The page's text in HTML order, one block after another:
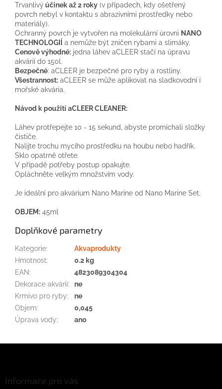
Trvanlivý účinek až 2 roky (v případech, kdy ošetřený
povrch nebyl v kontaktu s abrazivními prostředky nebo
materiály).
Ochranný povrch je vytvořen na molekulární úrovni NANO
TECHNOLOGIÍ
a nemůže být zničen rybami a slimáky.
Cenově výhodné: jedna láhev aCLEER stačí na úpravu
akvárií do 150l.
Bezpečné: aCLEER je bezpečné pro ryby a rostliny.
Všestrannost: aCLEER se může aplikovat na sladkovodní i
mořské akvária.
Návod k použití aCLEER CLEANER:
Láhev protřepejte 10 - 15 sekund, abyste promíchali složky
čističe.
Nalijte trochu mycího prostředku na houbu nebo hadřík.
Sklo opatrně otřete.
V případě potřeby postup opakujte.
Opláchněte velkým množstvím vody.
Je ideální pro akvárium Nano Marine od Nano Marine Set.
OBJEM: 45ml
Doplňkové parametry
Kategorie:
Akvaprodukty
Hmotnost:
0.2 kg
EAN:
4823089304304
Dekorace akvárií:
ne
Krmivo pro ryby:
ne
Objem:
0,045
Úprava vody: ano
Informace pro vás